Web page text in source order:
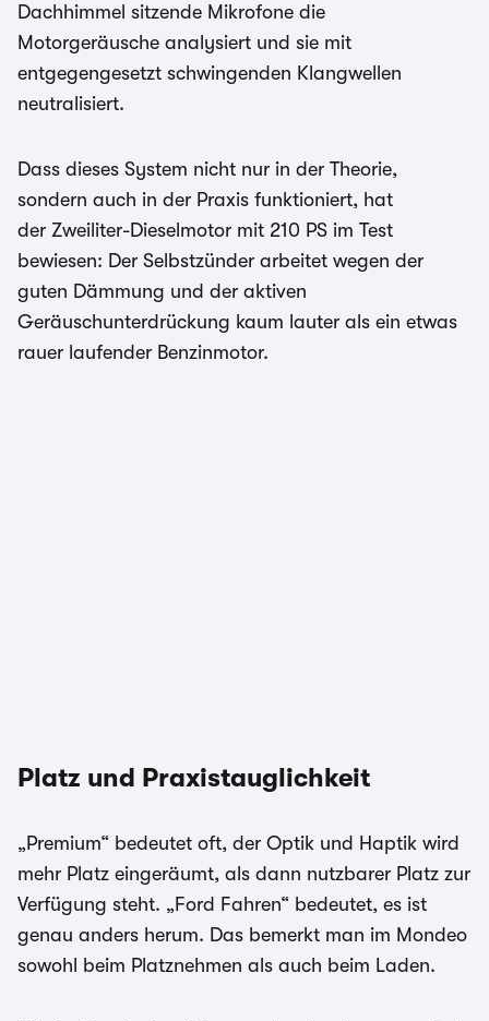
Dachhimmel sitzende Mikrofone die
Motorgeräusche analysiert und sie mit
entgegengesetzt schwingenden Klangwellen
neutralisiert.
Dass dieses System nicht nur in der Theorie,
sondern auch in der Praxis funktioniert, hat
der Zweiliter-Dieselmotor mit 210 PS im Test
bewiesen: Der Selbstzünder arbeitet wegen der
guten Dämmung und der aktiven
Geräuschunterdrückung kaum lauter als ein etwas
rauer laufender Benzinmotor.
Platz und Praxistauglichkeit
„Premium“ bedeutet oft, der Optik und Haptik wird
mehr Platz eingeräumt, als dann nutzbarer Platz zur
Verfügung steht. „Ford Fahren“ bedeutet, es ist
genau anders herum. Das bemerkt man im Mondeo
sowohl beim Platznehmen als auch beim Laden.